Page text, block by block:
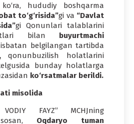
hududiy boshqarma
to‘g‘risida”gi va “Davlat
gi Qonunlari talablarini
bilan buyurtmachi
belgilangan tartibda
qonunbuzilish holatlarini
bunday holatlarga
ko‘rsatmalar berildi.
misolida
FAYZ” MCHJning
Oqdaryo tuman